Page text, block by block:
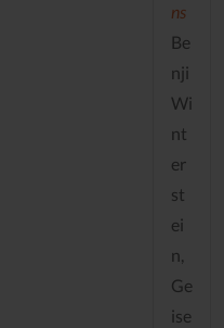
ns
Be
nji
Wi
nt
er
st
ei
n,
Ge
ise